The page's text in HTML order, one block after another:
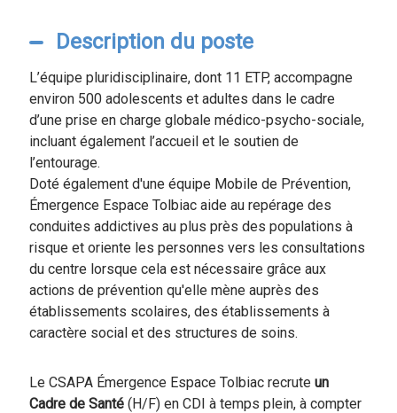
Description du poste
L’équipe pluridisciplinaire, dont 11 ETP, accompagne
environ 500 adolescents et adultes dans le cadre
d’une prise en charge globale médico-psycho-sociale,
incluant également l’accueil et le soutien de
l’entourage.
Doté également d'une équipe Mobile de Prévention,
Émergence Espace Tolbiac aide au repérage des
conduites addictives au plus près des populations à
risque et oriente les personnes vers les consultations
du centre lorsque cela est nécessaire grâce aux
actions de prévention qu'elle mène auprès des
établissements scolaires, des établissements à
caractère social et des structures de soins.
Le CSAPA Émergence Espace Tolbiac recrute un
Cadre de Santé(H/F) en CDI à temps plein, à compter